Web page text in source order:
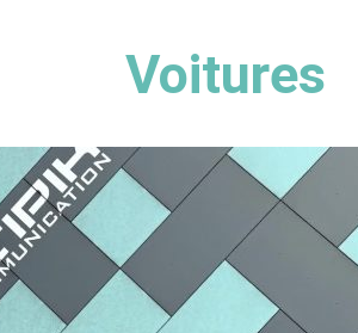
Voitures